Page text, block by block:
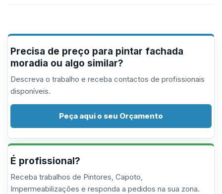
Precisa de preço para pintar fachada
moradia ou algo similar?
Descreva o trabalho e receba contactos de profissionais
disponíveis.
Peça aqui o seu Orçamento
É profissional?
Receba trabalhos de Pintores, Capoto,
Impermeabilizações e responda a pedidos na sua zona.